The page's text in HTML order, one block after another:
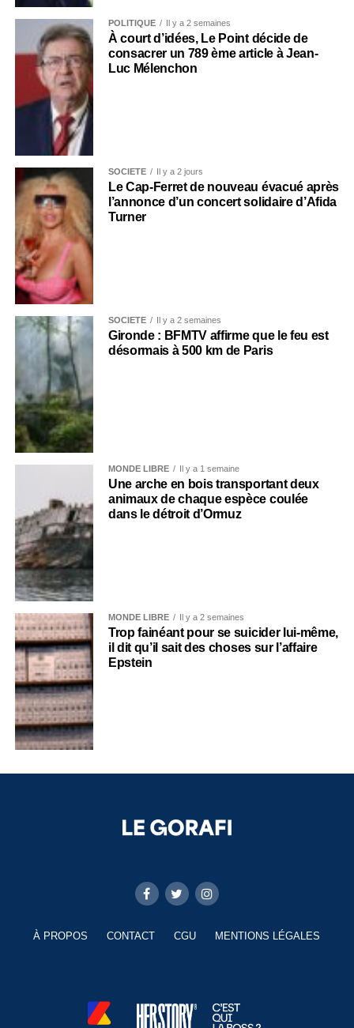
POLITIQUE Il y a 2 semaines
À court d’idées, Le Point décide de
consacrer un 789 ème article à Jean-
Luc Mélenchon
SOCIÉTÉ Il y a 2 jours
Le Cap-Ferret de nouveau évacué après
l’annonce d’un concert solidaire d’Afida
Turner
SOCIÉTÉ Il y a 2 semaines
Gironde : BFMTV affirme que le feu est
désormais à 500 km de Paris
MONDE LIBRE Il y a 1 semaine
Une arche en bois transportant deux
animaux de chaque espèce coulée
dans le détroit d’Ormuz
MONDE LIBRE Il y a 2 semaines
Trop fainéant pour se suicider lui-même,
il dit qu’il sait des choses sur l’affaire
Epstein
À PROPOS CONTACT CGU MENTIONS LÉGALES